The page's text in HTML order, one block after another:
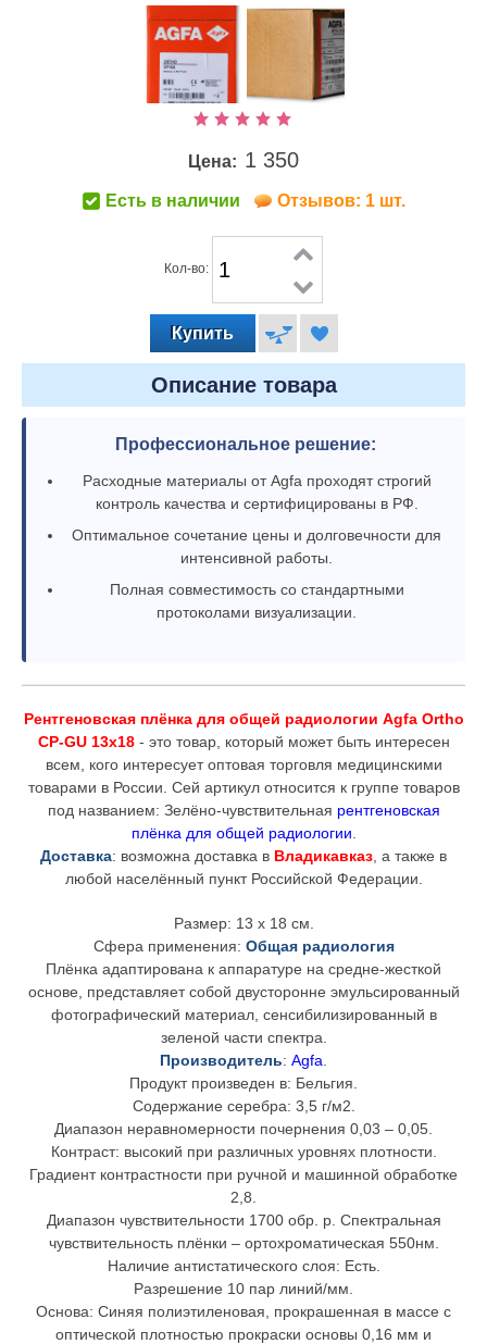
Цена: 1 350
Есть в наличии Отзывов: 1 шт.
Кол-во:
Описание товара
Профессиональное решение:
Расходные материалы от Agfa проходят строгий
контроль качества и сертифицированы в РФ.
Оптимальное сочетание цены и долговечности для
интенсивной работы.
Полная совместимость со стандартными
протоколами визуализации.
Рентгеновская плёнка для общей радиологии Agfa Ortho
CP-GU 13x18- это товар, который может быть интересен
всем, кого интересует оптовая торговля медицинскими
товарами в России. Сей артикул относится к группе товаров
под названием: Зелёно-чувствительная рентгеновская
плёнка для общей радиологии.
Доставка: возможна доставка в Владикавказ, а также в
любой населённый пункт Российской Федерации.
Размер: 13 x 18 см.
Сфера применения: Общая радиология
Плёнка адаптирована к аппаратуре на средне-жесткой
основе, представляет собой двусторонне эмульсированный
фотографический материал, сенсибилизированный в
зеленой части спектра.
Производитель: Agfa.
Продукт произведен в: Бельгия.
Содержание серебра: 3,5 г/м2.
Диапазон неравномерности почернения 0,03 – 0,05.
Контраст: высокий при различных уровнях плотности.
Градиент контрастности при ручной и машинной обработке
2,8.
Диапазон чувствительности 1700 обр. р. Спектральная
чувствительность плёнки – ортохроматическая 550нм.
Наличие антистатического слоя: Есть.
Разрешение 10 пар линий/мм.
Основа: Синяя полиэтиленовая, прокрашенная в массе с
оптической плотностью прокраски основы 0,16 мм и